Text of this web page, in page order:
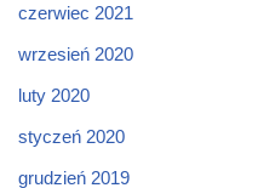
czerwiec 2021
wrzesień 2020
luty 2020
styczeń 2020
grudzień 2019